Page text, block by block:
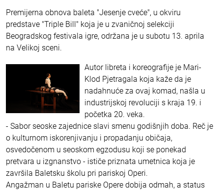
Premijerna obnova baleta "Jesenje cveće", u okviru
predstave "Triple Bill" koja je u zvaničnoj selekciji
Beogradskog festivala igre, održana je u subotu 13. aprila
na Velikoj sceni.
Autor libreta i koreografije je Mari-
Klod Pjetragala koja kaže da je
nadahnuće za ovaj komad, našla u
industrijskoj revoluciji s kraja 19. i
početka 20. veka.
- Sabor seoske zajednice slavi smenu godišnjih doba. Reč je
o kulturnom iskorenjivanju i propadanju običaja,
osvedočenom u seoskom egzodusu koji se ponekad
pretvara u izgnanstvo - ističe priznata umetnica koja je
završila Baletsku školu pri pariskoj Operi.
Angažman u Baletu pariske Opere dobija odmah, a status